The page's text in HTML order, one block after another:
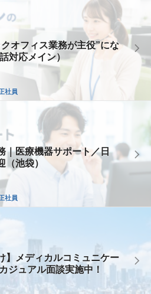
オフィス業務が主役”にな
対応メイン）
社員
｜医療機器サポート／日
池袋）
社員
】メディカルコミュニケー
ュアル面談実施中！